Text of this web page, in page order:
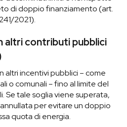
di doppio finanziamento (art.
2021).
altri contributi pubblici
altri incentivi pubblici – come
o comunali – fino al limite del
Se tale soglia viene superata,
per evitare un doppio
quota di energia.